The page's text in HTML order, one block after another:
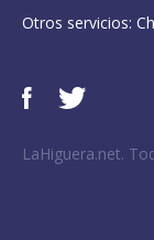
Otros servicios:
LaHiguera.net.